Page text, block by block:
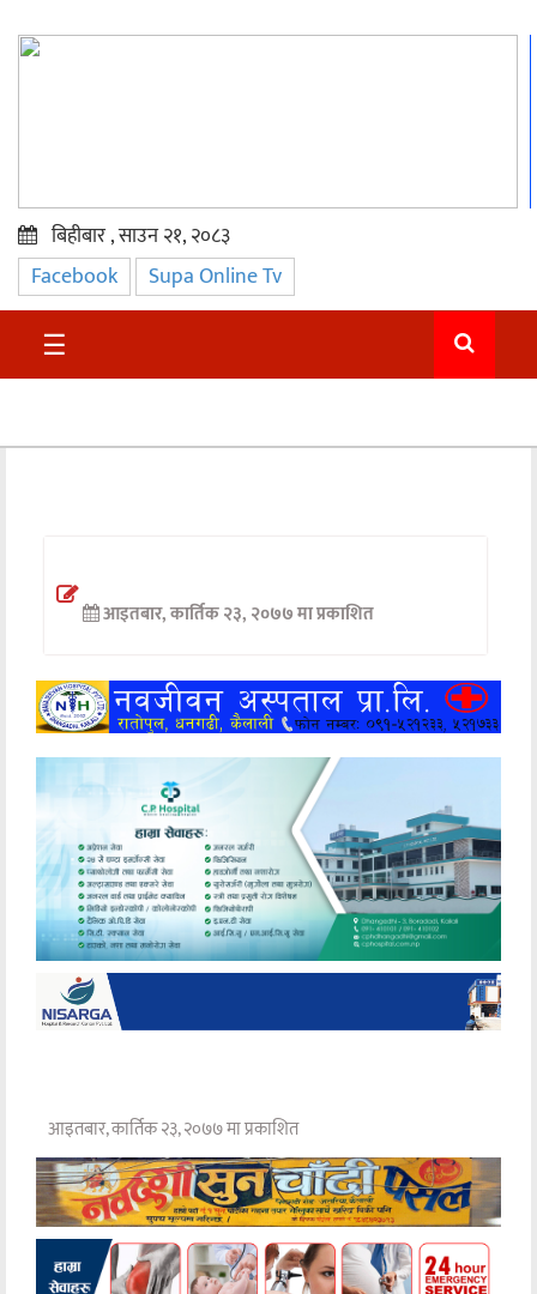
प्रमुख
समाचार
सुदुर
अन्तर्वार्ता
खेलकुद
मनोरञ्जन
अन्य
बिहीबार , साउन २१, २०८३
Facebook Supa Online Tv
☰
आइतबार, कार्तिक २३, २०७७ मा प्रकाशित
आइतबार, कार्तिक २३, २०७७ मा प्रकाशित